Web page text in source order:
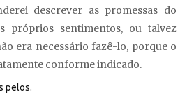
descrever as promessas do
próprios sentimentos, ou talvez
era necessário fazê-lo, porque o
conforme indicado.
pelos.